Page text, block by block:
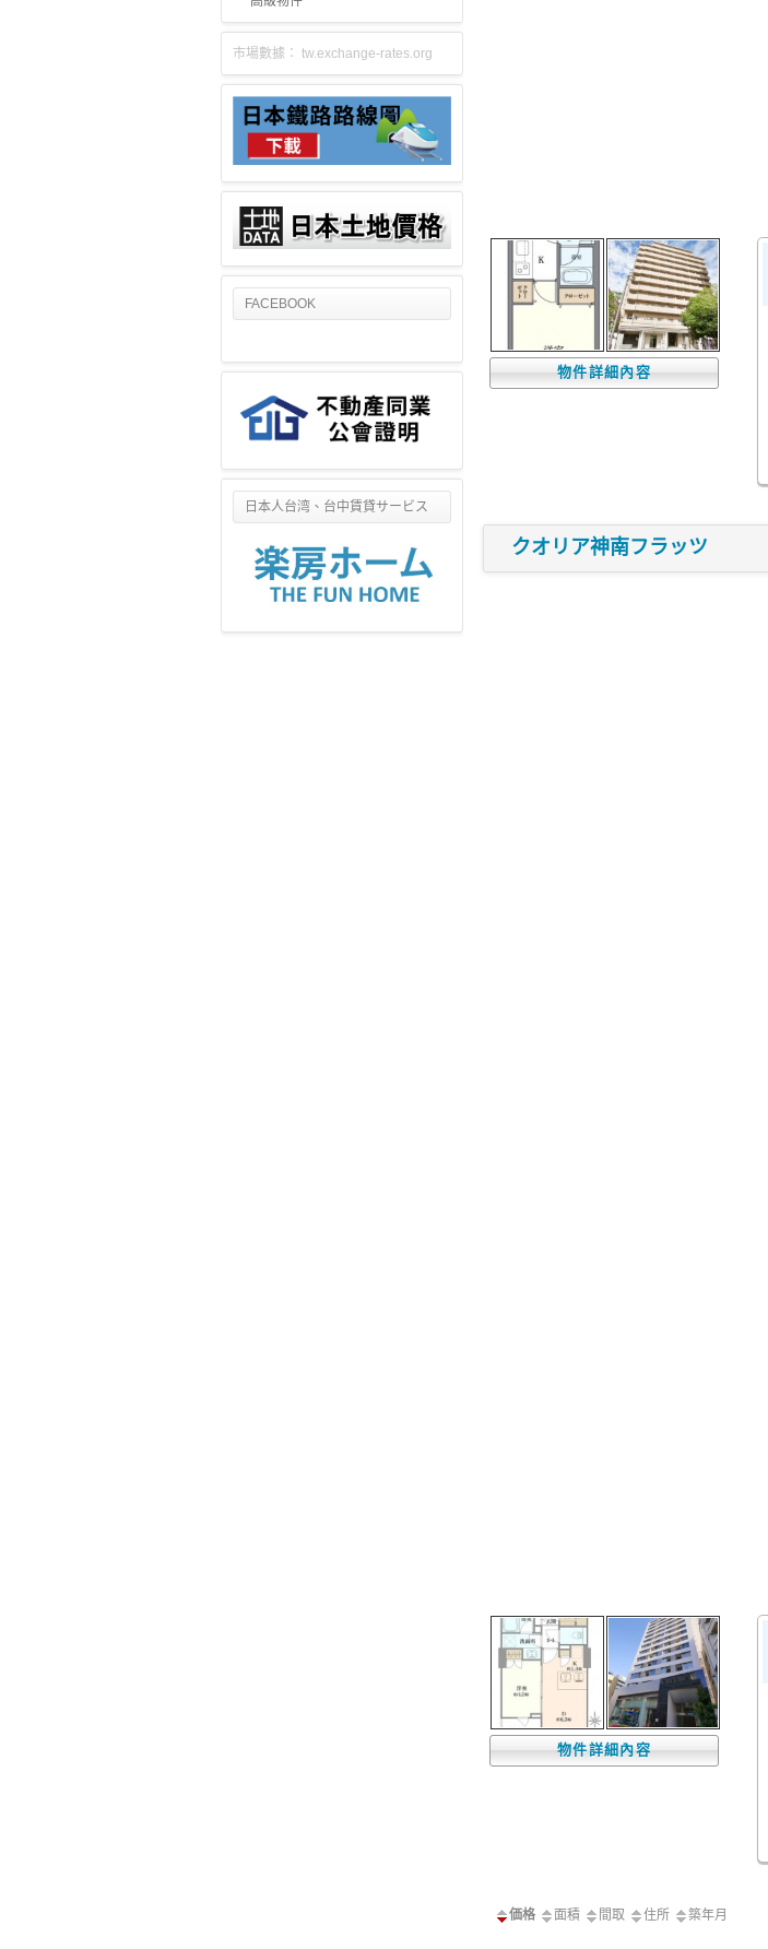
物件詳細內容
クオリア神南フラッツ
物件詳細內容
価格 面積 間取 住所 築年月
市場數據： tw.exchange-rates.org
FACEBOOK
日本人台湾、台中賃貸サービス